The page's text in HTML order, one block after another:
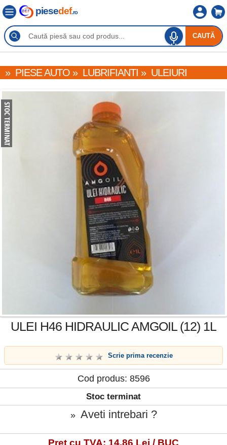
CAUTĂ
piesedef.ro
» PIESE AUTO » LUBRIFIANTI » ULEIURI
ULEI H46 HIDRAULIC AMGOIL (12) 1L
Scrie prima recenzie
Cod produs: 8596
Stoc terminat
» Aveti intrebari ?
Pret cu TVA: 14.86 Lei / BUC